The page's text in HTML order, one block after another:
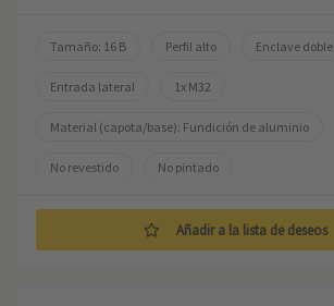
Tamaño: 16 B Perfil alto Enclave doble
Entrada lateral 1x M32
Material (capota/base): Fundición de aluminio
No revestido No pintado
Añadir a la lista de deseos